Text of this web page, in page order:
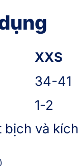
XXS
34-41
1-2
bịch và